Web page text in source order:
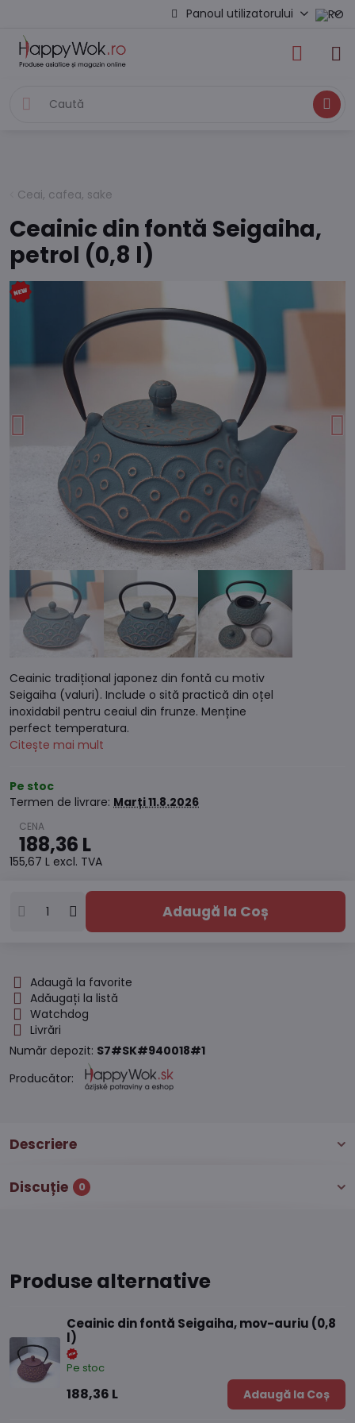
Panoul utilizatorului
Caută
Ceai, cafea, sake
Ceainic din fontă Seigaiha,
petrol (0,8 l)
Ceainic tradițional japonez din fontă cu motiv
Seigaiha (valuri). Include o sită practică din oțel
inoxidabil pentru ceaiul din frunze. Menține
perfect temperatura.
Citește mai mult
Pe stoc
Termen de livrare: Marți11.8.2026
188,36 L
155,67 L excl. TVA
Adaugă la Coș
Adaugă la favorite
Adăugați la listă
Watchdog
Livrări
Număr depozit: S7#SK#940018#1
Producător:
Descriere
Discuție 0
Produse alternative
Ceainic din fontă Seigaiha, mov-auriu (0,8
l)
Pe stoc
188,36 L Adaugă la Coș